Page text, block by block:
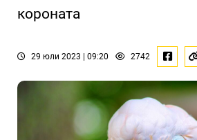
короната
29 юли 2023 | 09:20 2742